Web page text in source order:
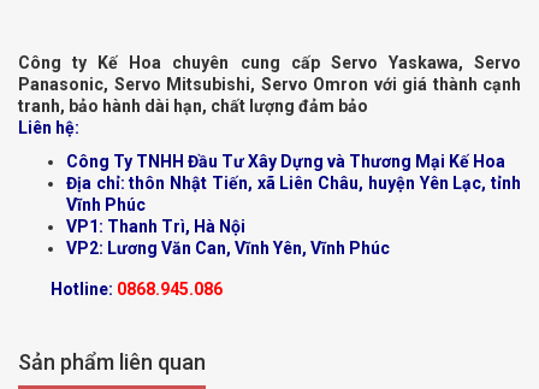
Công ty Kế Hoa chuyên cung cấp Servo Yaskawa, Servo
Panasonic, Servo Mitsubishi, Servo Omron với giá thành cạnh
tranh, bảo hành dài hạn, chất lượng đảm bảo
Liên hệ:
Công Ty TNHH Đầu Tư Xây Dựng và Thương Mại Kế Hoa
Địa chỉ: thôn Nhật Tiến, xã Liên Châu, huyện Yên Lạc, tỉnh
Vĩnh Phúc
VP1: Thanh Trì, Hà Nội
VP2: Lương Văn Can, Vĩnh Yên, Vĩnh Phúc
Hotline: 0868.945.086
Sản phẩm liên quan